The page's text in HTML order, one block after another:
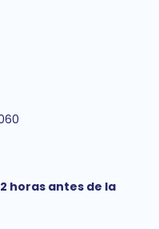
horas antes de la